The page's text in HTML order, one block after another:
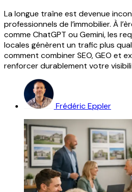
La longue traîne est devenue
professionnels de l’immobilier. À
comme ChatGPT ou Gemini, les
locales génèrent un trafic plus
comment combiner SEO, GEO et
renforcer durablement votre
Frédéric Eppler